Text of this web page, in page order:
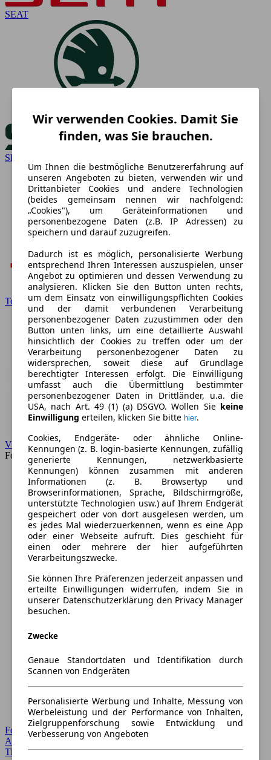
SEAT
Skoda
Toyota
VW
Forum
Forum Startseite
Alle Auto-Foren
Themen-Forum
Wir verwenden Cookies. Damit Sie
finden, was Sie brauchen.
Um Ihnen die bestmögliche Benutzererfahrung auf
unseren Angeboten zu bieten, verwenden wir und
Drittanbieter Cookies und andere Technologien
(beides gemeinsam nennen wir nachfolgend:
„Cookies"), um Geräteinformationen und
personenbezogene Daten (z.B. IP Adressen) zu
speichern und darauf zuzugreifen.
Dadurch ist es möglich, personalisierte Werbung
entsprechend Ihren Interessen auszuspielen, unser
Angebot zu optimieren und dessen Verwendung zu
analysieren. Klicken Sie den Button unten rechts,
um dem Einsatz von einwilligungspflichten Cookies
und der damit verbundenen Verarbeitung
personenbezogener Daten zuzustimmen oder den
Button unten links, um eine detaillierte Auswahl
hinsichtlich der Cookies zu treffen oder um der
Verarbeitung personenbezogener Daten zu
widersprechen, soweit diese auf Grundlage
berechtigter Interessen erfolgt. Die Einwilligung
umfasst auch die Übermittlung bestimmter
personenbezogener Daten in Drittländer, u.a. die
USA, nach Art. 49 (1) (a) DSGVO. Wollen Sie keine
Einwilligung erteilen, klicken Sie bitte hier.
Cookies, Endgeräte- oder ähnliche Online-
Kennungen (z. B. login-basierte Kennungen, zufällig
generierte Kennungen, netzwerkbasierte
Kennungen) können zusammen mit anderen
Informationen (z. B. Browsertyp und
Browserinformationen, Sprache, Bildschirmgröße,
unterstützte Technologien usw.) auf Ihrem Endgerät
gespeichert oder von dort ausgelesen werden, um
es jedes Mal wiederzuerkennen, wenn es eine App
oder einer Webseite aufruft. Dies geschieht für
einen oder mehrere der hier aufgeführten
Verarbeitungszwecke.
Sie können Ihre Präferenzen jederzeit anpassen und
erteilte Einwilligungen widerrufen, indem Sie in
unserer Datenschutzerklärung den Privacy Manager
besuchen.
Zwecke
Genaue Standortdaten und Identifikation durch
Scannen von Endgeräten
Personalisierte Werbung und Inhalte, Messung von
Werbeleistung und der Performance von Inhalten,
Zielgruppenforschung sowie Entwicklung und
Verbesserung von Angeboten